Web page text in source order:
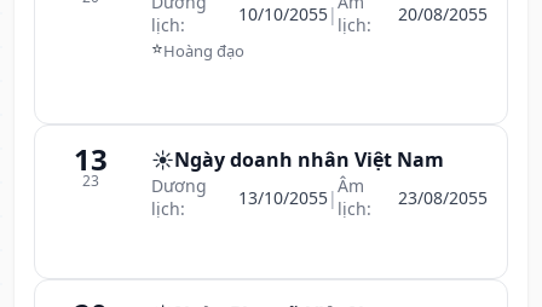
lịch:
10/10/2055|lịch:
20/08/2055
⭐Hoàng đạo
13
23
☀️Ngày doanh nhân Việt Nam
Dương
lịch:
13/10/2055|Âm
lịch:
23/08/2055